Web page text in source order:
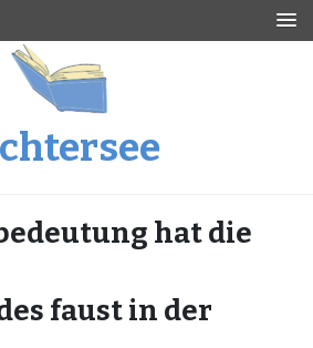
hat die
faust in der